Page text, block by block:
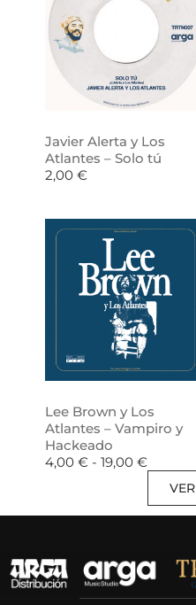
Javier Alerta y Los
Atlantes – Solo tú
2,00 €
Lee Brown y Los
Atlantes – Vampiro y
Hackeado
4,00 € - 19,00 €